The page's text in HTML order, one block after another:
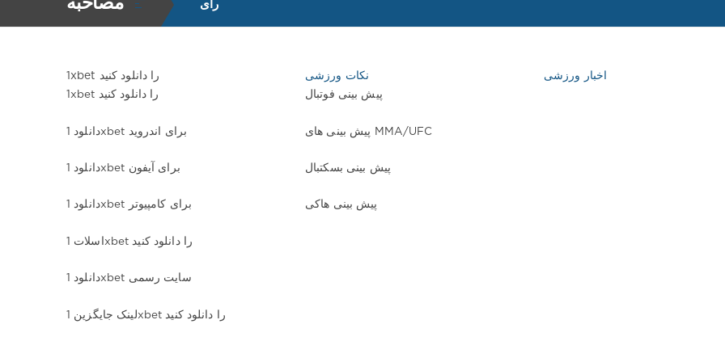
مصاحبه رای
1xbet را دانلود کنید
1xbet را دانلود کنید
دانلود 1xbet برای اندروید
دانلود 1xbet برای آیفون
دانلود 1xbet برای کامپیوتر
اسلات 1xbet را دانلود کنید
دانلود 1xbet سایت رسمی
لینک جایگزین 1xbet را دانلود کنید
نکات ورزشی
پیش بینی فوتبال
پیش بینی های MMA/UFC
پیش بینی بسکتبال
پیش بینی هاکی
اخبار ورزشی